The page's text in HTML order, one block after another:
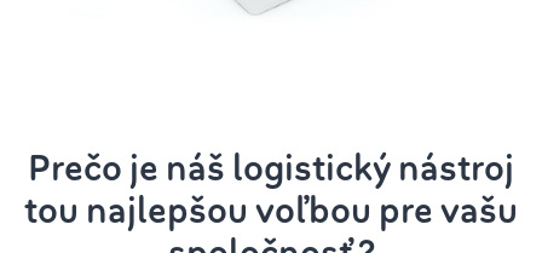
Prečo je náš logistický nástroj
tou najlepšou voľbou pre vašu